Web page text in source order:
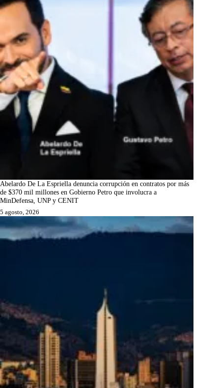
Abelardo De La Espriella denuncia corrupción en contratos por más
de $370 mil millones en Gobierno Petro que involucra a
MinDefensa, UNP y CENIT
5 agosto, 2026